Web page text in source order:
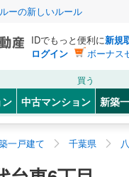
ーの新しいルール
IDでもっと便利に新規
ログイン
ボーナス
買う
中古マンション 新築
一戸建て 千葉県